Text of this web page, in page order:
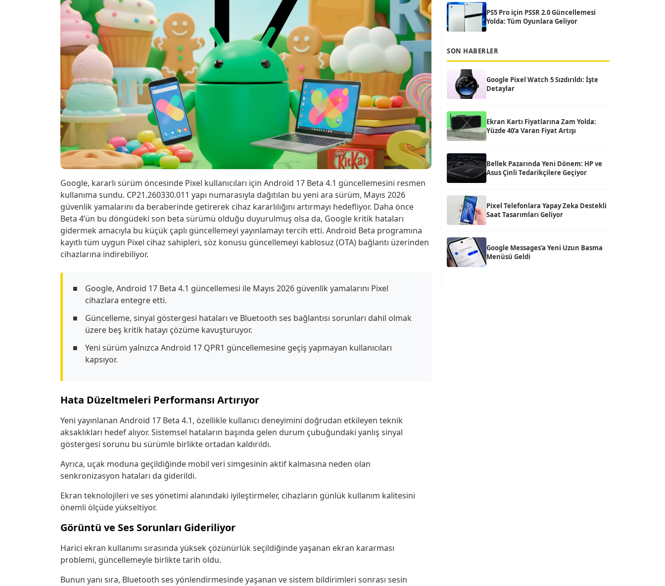
Google, kararlı sürüm öncesinde Pixel kullanıcıları için Android 17 Beta 4.1 güncellemesini resmen
kullanıma sundu. CP21.260330.011 yapı numarasıyla dağıtılan bu yeni ara sürüm, Mayıs 2026
güvenlik yamalarını da beraberinde getirerek cihaz kararlılığını artırmayı hedefliyor. Daha önce
Beta 4’ün bu döngüdeki son beta sürümü olduğu duyurulmuş olsa da, Google kritik hataları
gidermek amacıyla bu küçük çaplı güncellemeyi yayınlamayı tercih etti. Android Beta programına
kayıtlı tüm uygun Pixel cihaz sahipleri, söz konusu güncellemeyi kablosuz (OTA) bağlantı üzerinden
cihazlarına indirebiliyor.
Google, Android 17 Beta 4.1 güncellemesi ile Mayıs 2026 güvenlik yamalarını Pixel
cihazlara entegre etti.
Güncelleme, sinyal göstergesi hataları ve Bluetooth ses bağlantısı sorunları dahil olmak
üzere beş kritik hatayı çözüme kavuşturuyor.
Yeni sürüm yalnızca Android 17 QPR1 güncellemesine geçiş yapmayan kullanıcıları
kapsıyor.
Hata Düzeltmeleri Performansı Artırıyor
Yeni yayınlanan Android 17 Beta 4.1, özellikle kullanıcı deneyimini doğrudan etkileyen teknik
aksaklıkları hedef alıyor. Sistemsel hataların başında gelen durum çubuğundaki yanlış sinyal
göstergesi sorunu bu sürümle birlikte ortadan kaldırıldı.
Ayrıca, uçak moduna geçildiğinde mobil veri simgesinin aktif kalmasına neden olan
senkronizasyon hataları da giderildi.
Ekran teknolojileri ve ses yönetimi alanındaki iyileştirmeler, cihazların günlük kullanım kalitesini
önemli ölçüde yükseltiyor.
Görüntü ve Ses Sorunları Gideriliyor
Harici ekran kullanımı sırasında yüksek çözünürlük seçildiğinde yaşanan ekran kararması
problemi, güncellemeyle birlikte tarih oldu.
Bunun yanı sıra, Bluetooth ses yönlendirmesinde yaşanan ve sistem bildirimleri sonrası sesin
PS5 Pro için PSSR 2.0 Güncellemesi
Yolda: Tüm Oyunlara Geliyor
SON HABERLER
Google Pixel Watch 5 Sızdırıldı: İşte
Detaylar
Ekran Kartı Fiyatlarına Zam Yolda:
Yüzde 40’a Varan Fiyat Artışı
Bellek Pazarında Yeni Dönem: HP ve
Asus Çinli Tedarikçilere Geçiyor
Pixel Telefonlara Yapay Zeka Destekli
Saat Tasarımları Geliyor
Google Messages’a Yeni Uzun Basma
Menüsü Geldi